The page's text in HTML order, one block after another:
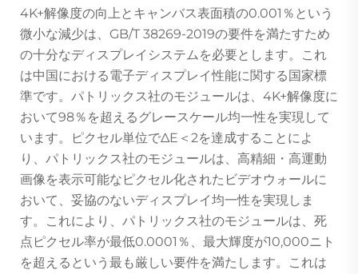
4K+解像度の向上とキャンバス表面積の0.001％という
微小な減少は、GB/T 38269-2019の要件を満たすため
の十分なディスプレイシステムを必要とします。これ
は中国における電子ディスプレイ性能に関する国家標
準です。パトリックス社のモジュールは、4K+解像度に
おいて98％を超えるグレースケール均一性を実現して
います。ピクセル単位でΔE＜2を達成することによ
り、パトリックス社のモジュールは、高精細・高運動
画像を表示可能なピクセル化されたビデオウォールに
おいて、妥協のないディスプレイ均一性を実現しま
す。これにより、パトリックス社のモジュールは、死
点ピクセル率が最低0.0001％、最大輝度が10,000ニト
を超えるという最も厳しい要件を満たします。これは